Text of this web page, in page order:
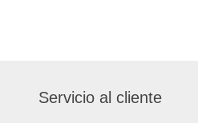
Servicio al cliente